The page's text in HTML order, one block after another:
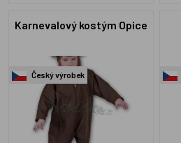
Karnevalový kostým Opice
Český výrobek